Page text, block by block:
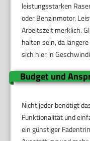
leistungsstarken
oder Benzinmotor.
Arbeitszeit merklich.
halten sein, da
sich hier in
Budget und
Nicht jeder benötigt
Funktionalität und
ein günstiger